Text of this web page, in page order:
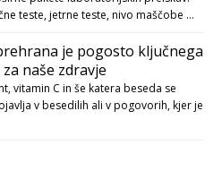
teste, jetrne teste, nivo maščobe …
je pogosto ključnega
naše zdravje
vitamin C in še katera beseda se
v besedilih ali v pogovorih, kjer je